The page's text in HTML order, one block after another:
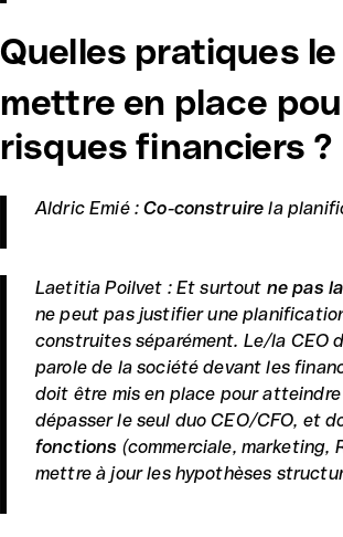
Quelles pratiques
mettre en place
risques financiers ?
Aldric Emié :Co-construire la
Laetitia Poilvet : Et surtout ne pas
ne peut pas justifier une
construites séparément. Le/la CEO
parole de la société devant les
doit être mis en place pour
dépasser le seul duo CEO/CFO, et
fonctions (commerciale, marketing,
mettre à jour les hypothèses